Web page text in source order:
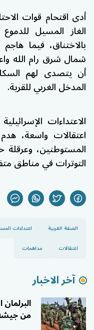
أدى اقتحام قوات
الغاز المسيل
بالاختناق، فيما
شمال شرق رام الله
أن يتصدى لهم
المدخل الغربي للقرية.
الاعتداءات
اعتقالات واسعة،
المستوطنين، وعرقلة
التوترات في مناطق
الضفة الغربية اعتداءات
اعتقالات
مداهمات
آخر الاخبار
من